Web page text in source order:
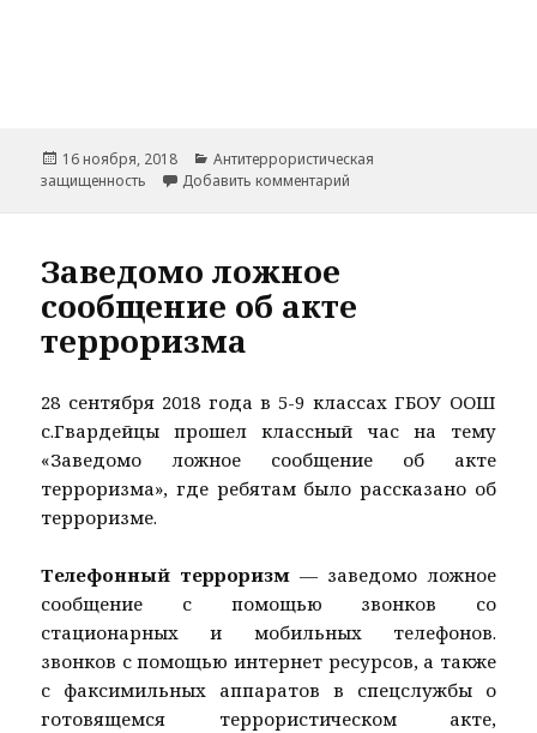
Опубликовано
16 ноября, 2018 Рубрики
Антитеррористическая
защищенность
Добавить комментарий
Заведомо ложное
сообщение об акте
терроризма
28 сентября 2018 года в 5-9 классах ГБОУ ООШ
с.Гвардейцы прошел классный час на тему
«Заведомо ложное сообщение об акте
терроризма», где ребятам было рассказано об
терроризме.
Телефонный терроризм — заведомо ложное
сообщение с помощью звонков со
стационарных и мобильных телефонов.
звонков с помощью интернет ресурсов, а также
с факсимильных аппаратов в спецслужбы о
готовящемся террористическом акте,